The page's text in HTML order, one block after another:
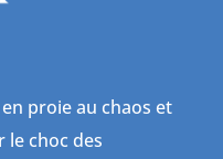
proie au chaos et
le choc des